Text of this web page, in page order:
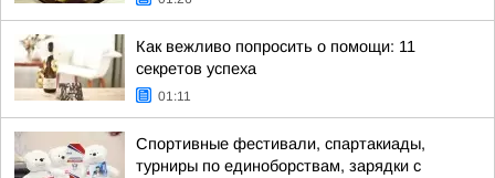
Как вежливо попросить о помощи: 11
секретов успеха
01:11
Спортивные фестивали, спартакиады,
турниры по единоборствам, зарядки с